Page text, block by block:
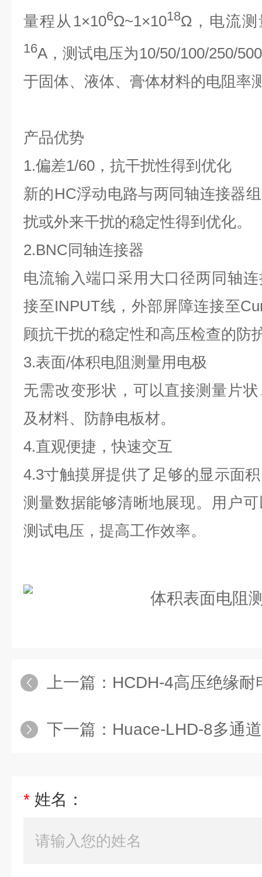
量程从1×106Ω~1×1018Ω，电流测
16A，测试电压为10/50/100/250/
于固体、液体、膏体材料的电阻率
产品优势
1.偏差1/60，抗干扰性得到优化
新的HC浮动电路与两同轴连接器
扰或外来干扰的稳定性得到优化。
2.BNC同轴连接器
电流输入端口采用大口径两同轴
接至INPUT线，外部屏障连接至
顾抗干扰的稳定性和高压检查的防
3.表面/体积电阻测量用电极
无需改变形状，可以直接测量片
及材料、防静电板材。
4.直观便捷，快速交互
4.3寸触摸屏提供了足够的显示面
测量数据能够清晰地展现。用户
测试电压，提高工作效率。
上一篇： HCDH-4高压绝缘耐
下一篇： Huace-LHD-8多通道单独
* 姓名：